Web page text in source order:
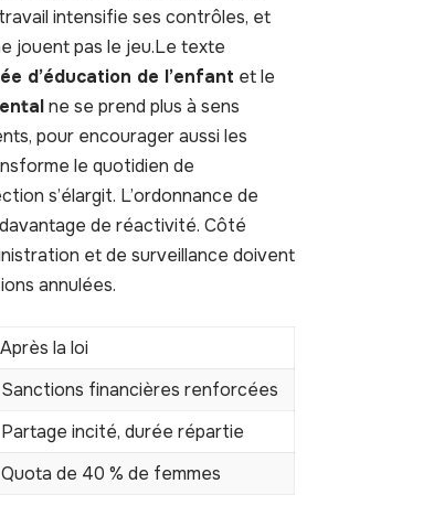
intensifie ses contrôles, et
jouent pas le jeu.Le texte
d’éducation de l’enfant et le
ne se prend plus à sens
pour encourager aussi les
le quotidien de
s’élargit. L’ordonnance de
de réactivité. Côté
et de surveillance doivent
annulées.
Après la loi
Sanctions financières renforcées
Partage incité, durée répartie
Quota de 40 % de femmes